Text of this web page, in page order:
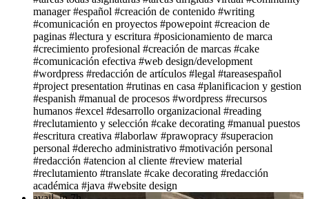
manager #español #creación de contenido #writing
#comunicación en proyectos #powepoint #creacion de
paginas #lectura y escritura #posicionamiento de marca
#crecimiento profesional #creación de marcas #cake
#comunicación efectiva #web design/development
#wordpress #redacción de artículos #legal #tareasespañol
#project presentation #rutinas en casa #planificacion y gestion
#espanish #manual de procesos #wordpress #recursos
humanos #excel #desarrollo organizacional #reading
#reclutamiento y selección #cake decorating #manual puestos
#escritura creativa #laborlaw #prawopracy #superacion
personal #derecho administrativo #motivación personal
#redacción #atencion al cliente #review material
#reclutamiento #translate #cake decorating #redacción
académica #java #website design